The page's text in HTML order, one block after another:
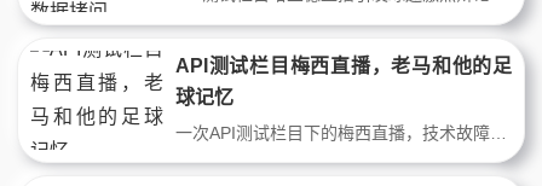
API测试栏目梅西直播，老马和他的足
球记忆